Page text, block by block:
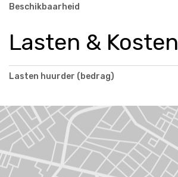
Beschikbaarheid
Lasten & Kosten
Lasten huurder (bedrag)